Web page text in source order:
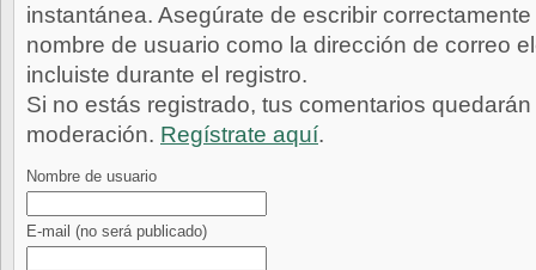
instantánea. Asegúrate de escribir
nombre de usuario como la dirección de correo
incluiste durante el registro.
Si no estás registrado, tus comentarios
moderación. Regístrate aquí.
Nombre de usuario
E-mail (no será publicado)